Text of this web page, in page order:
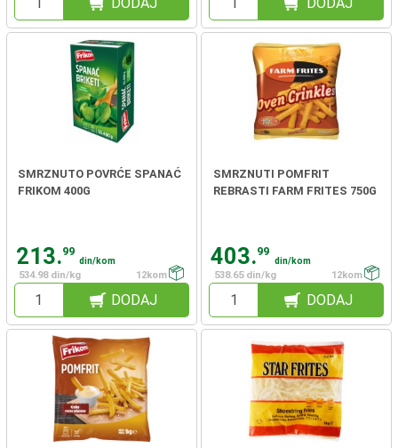
SMRZNUTO POVRĆE SPANAĆ
FRIKOM 400G
213.99
din/kom
534.98 din/kg
12kom
DODAJ
SMRZNUTI POMFRIT
REBRASTI FARM FRITES 750G
403.99
din/kom
538.65 din/kg
12kom
DODAJ